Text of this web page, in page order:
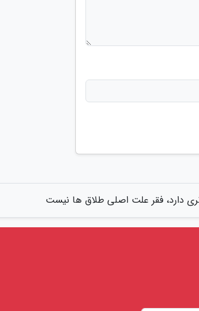
دارد، فقر علت اصلی طلاق ها نیست